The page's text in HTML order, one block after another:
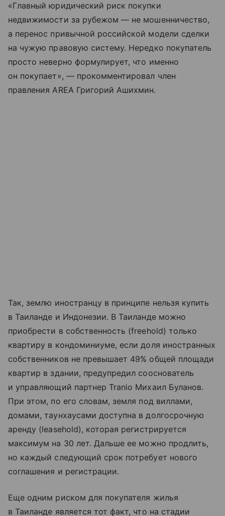
«Главный юридический риск покупки
недвижимости за рубежом — не мошенничество,
а перенос привычной российской модели сделки
на чужую правовую систему. Нередко покупатель
просто неверно формулирует, что именно
он покупает», — прокомментировал член
правления AREA Григорий Ашихмин.
Так, землю иностранцу в принципе нельзя купить
в Таиланде и Индонезии. В Таиланде можно
приобрести в собственность (freehold) только
квартиру в кондоминиуме, если доля иностранных
собственников не превышает 49% общей площади
квартир в здании, предупредил сооснователь
и управляющий партнер Tranio Михаил Буланов.
При этом, по его словам, земля под виллами,
домами, таунхаусами доступна в долгосрочную
аренду (leasehold), которая регистрируется
максимум на 30 лет. Дальше ее можно продлить,
но каждый следующий срок потребует нового
соглашения и регистрации.
Еще одним риском для покупателя жилья
в Таиланде является тот факт, что на стадии